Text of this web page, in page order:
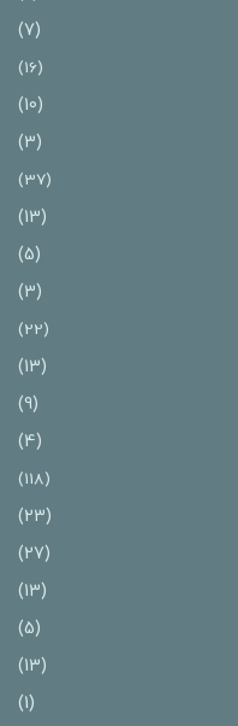
(7)
(16)
(10)
(3)
(37)
(13)
(5)
(3)
(22)
(13)
(9)
(4)
(118)
(23)
(27)
(13)
(5)
(13)
(1)